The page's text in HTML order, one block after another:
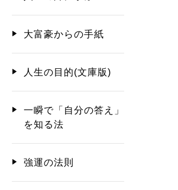
大富豪からの手紙
人生の目的(文庫版)
一瞬で「自分の答え」
を知る法
強運の法則